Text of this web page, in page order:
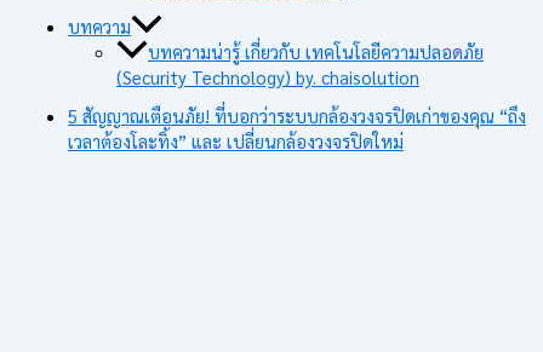
บทความ
บทความน่ารู้ เกี่ยวกับ เทคโนโลยีความปลอดภัย
(Security Technology) by. chaisolution
5 สัญญาณเตือนภัย! ที่บอกว่าระบบกล้องวงจรปิดเก่าของคุณ “ถึง
เวลาต้องโละทิ้ง” และ เปลี่ยนกล้องวงจรปิดใหม่